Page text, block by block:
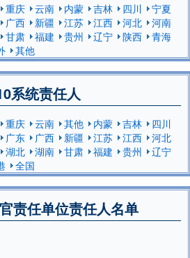
重庆 云南 内蒙 吉林 四川
宁夏
广西 新疆 江苏 江西 河北
河南
甘肃 福建 贵州 辽宁 陕西
青海
其他
系统责任人
重庆 云南 其他 内蒙 吉林
四川
广东 广西 新疆 江苏 江西
河北
湖北 湖南 甘肃 福建 贵州
辽宁
全国
责任单位责任人名单